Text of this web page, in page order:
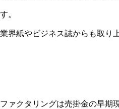
す。
業界紙やビジネス誌からも取り
ファクタリングは売掛金の早期